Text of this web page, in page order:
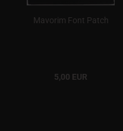
Mavorim Font Patch
5,00 EUR